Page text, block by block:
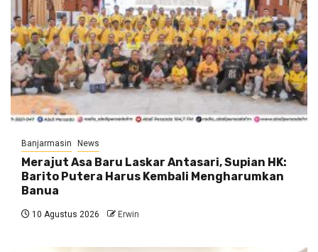
Banjarmasin News
Merajut Asa Baru Laskar Antasari, Supian HK:
Barito Putera Harus Kembali Mengharumkan
Banua
10 Agustus 2026 Erwin